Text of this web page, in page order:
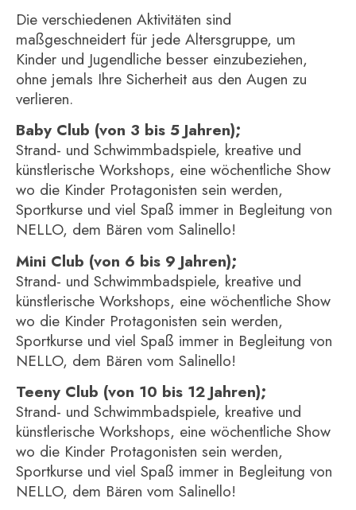
Die verschiedenen Aktivitäten sind
maßgeschneidert für jede Altersgruppe, um
Kinder und Jugendliche besser einzubeziehen,
ohne jemals Ihre Sicherheit aus den Augen zu
verlieren.
Baby Club (von 3 bis 5 Jahren);
Strand- und Schwimmbadspiele, kreative und
künstlerische Workshops, eine wöchentliche Show
wo die Kinder Protagonisten sein werden,
Sportkurse und viel Spaß immer in Begleitung von
NELLO, dem Bären vom Salinello!
Mini Club (von 6 bis 9 Jahren);
Strand- und Schwimmbadspiele, kreative und
künstlerische Workshops, eine wöchentliche Show
wo die Kinder Protagonisten sein werden,
Sportkurse und viel Spaß immer in Begleitung von
NELLO, dem Bären vom Salinello!
Teeny Club (von 10 bis 12 Jahren);
Strand- und Schwimmbadspiele, kreative und
künstlerische Workshops, eine wöchentliche Show
wo die Kinder Protagonisten sein werden,
Sportkurse und viel Spaß immer in Begleitung von
NELLO, dem Bären vom Salinello!